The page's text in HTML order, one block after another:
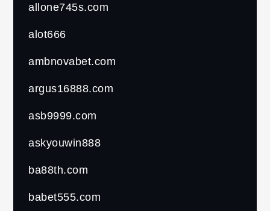
allone745s.com
alot666
ambnovabet.com
argus16888.com
asb9999.com
askyouwin888
ba88th.com
babet555.com